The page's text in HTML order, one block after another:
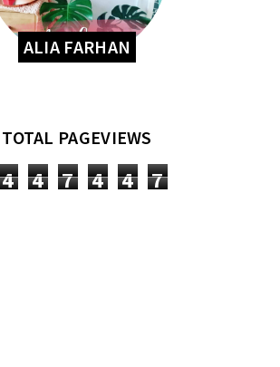
ALIA FARHAN
TOTAL PAGEVIEWS
4 4 7 4 4 7